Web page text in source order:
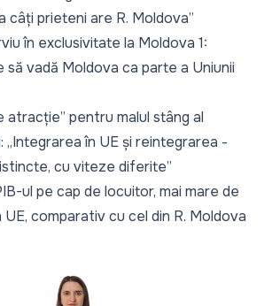
câți prieteni are R. Moldova”
în exclusivitate la Moldova 1:
să vadă Moldova ca parte a Uniunii
atracție” pentru malul stâng al
„Integrarea în UE și reintegrarea -
cu viteze diferite”
ul pe cap de locuitor, mai mare de
comparativ cu cel din R. Moldova